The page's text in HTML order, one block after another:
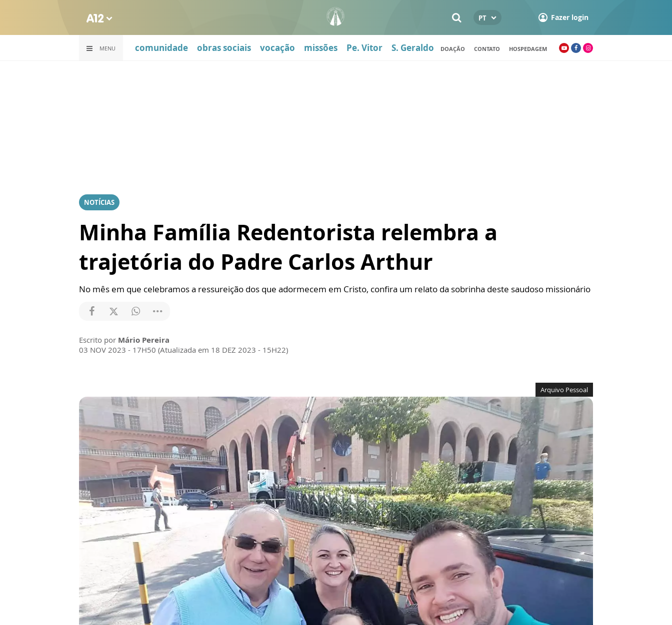
PT Fazer login
MENU comunidade obras sociais vocação missões Pe. Vitor S. Geraldo DOAÇÃO CONTATO HOSPEDAGEM
NOTÍCIAS
Minha Família Redentorista relembra a
trajetória do Padre Carlos Arthur
No mês em que celebramos a ressureição dos que adormecem em Cristo, confira um relato da sobrinha deste saudoso missionário
Escrito por Mário Pereira
03 NOV 2023 - 17H50 (Atualizada em 18 DEZ 2023 - 15H22)
Arquivo Pessoal